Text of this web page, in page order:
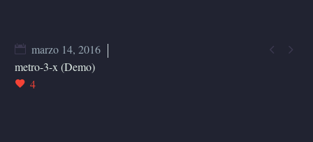
 
marzo 14, 2016
metro-3-x (Demo)
4